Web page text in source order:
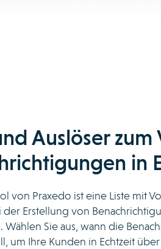
Auslöser zum
in
von Praxedo ist eine Liste mit
Erstellung von
Wählen Sie aus, wann die
um Ihre Kunden in Echtzeit